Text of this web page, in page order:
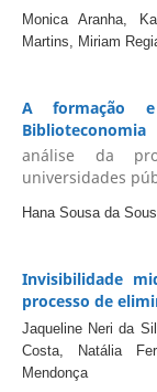
Monica Aranha,
Martins, Miriam
A formação e
Biblioteconomia
análise da
universidades
Hana Sousa da
Invisibilidade
processo de
Jaqueline Neri da
Costa, Natália
Mendonça